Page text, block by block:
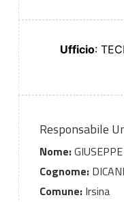
Ufficio:
Responsabile
Nome:GIUSEPPE
Cognome:
Comune:Irsina